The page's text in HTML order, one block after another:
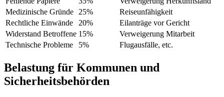
Medizinische Gründe
25%
Reiseunfähigkeit
Rechtliche Einwände
20%
Eilanträge vor Gericht
Widerstand Betroffene 15%
Verweigerung Mitarbeit
Technische Probleme
5% Flugausfälle, etc.
Belastung für Kommunen und
Sicherheitsbehörden